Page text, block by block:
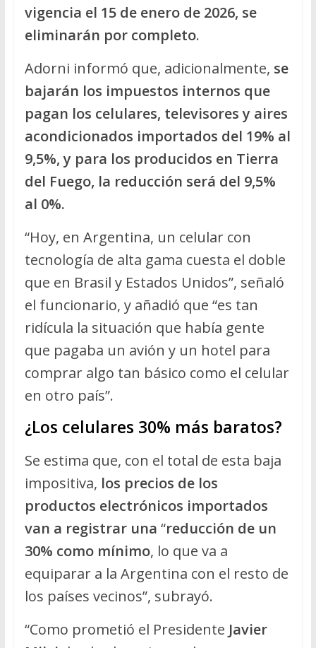
vigencia el 15 de enero de 2026, se
eliminarán por completo.
Adorni informó que, adicionalmente, se
bajarán los impuestos internos que
pagan los celulares, televisores y aires
acondicionados importados del 19% al
9,5%, y para los producidos en Tierra
del Fuego, la reducción será del 9,5%
al 0%.
“Hoy, en Argentina, un celular con
tecnología de alta gama cuesta el doble
que en Brasil y Estados Unidos”, señaló
el funcionario, y añadió que “es tan
ridícula la situación que había gente
que pagaba un avión y un hotel para
comprar algo tan básico como el celular
en otro país”.
¿Los celulares 30% más baratos?
Se estima que, con el total de esta baja
impositiva, los precios de los
productos electrónicos importados
van a registrar una “reducción de un
30% como mínimo, lo que va a
equiparar a la Argentina con el resto de
los países vecinos”, subrayó.
“Como prometió el Presidente Javier